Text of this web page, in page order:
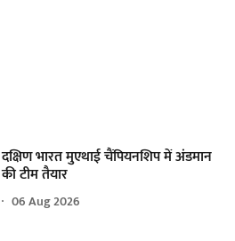
दक्षिण भारत मुएथाई चैंपियनशिप में अंडमान
की टीम तैयार
06 Aug 2026